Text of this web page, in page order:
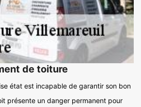
de toiture
état est incapable de garantir son bon
présente un danger permanent pour